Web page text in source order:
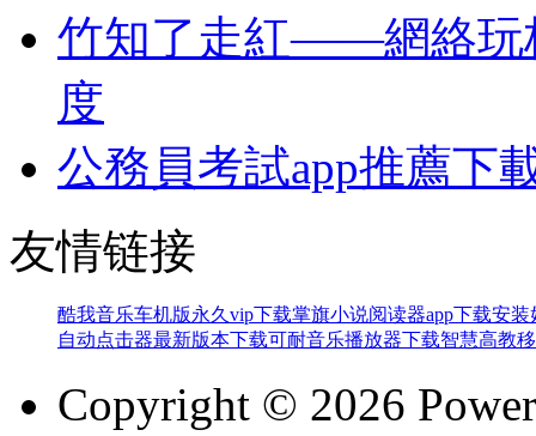
竹知了走紅——網絡玩
度
公務員考試app推薦下
友情链接
酷我音乐车机版永久vip下载掌旗小说阅读器app下载安装
自动点击器最新版本下载可耐音乐播放器下载智慧高教
Copyright © 2026